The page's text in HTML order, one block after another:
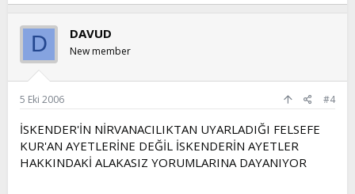
D DAVUD
New member
5 Eki 2006 #4
İSKENDER'İN NİRVANACILIKTAN UYARLADIĞI FELSEFE
KUR'AN AYETLERİNE DEĞİL İSKENDERİN AYETLER
HAKKINDAKİ ALAKASIZ YORUMLARINA DAYANIYOR